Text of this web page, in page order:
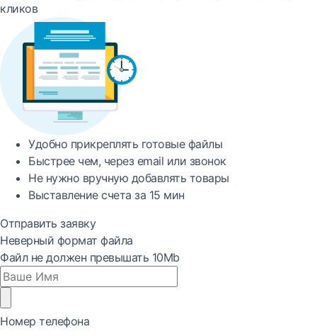
кликов
Удобно прикреплять готовые файлы
Быстреечем, через email или звонок
Не нужно вручную добавлять товары
Выставление счета за 15 мин
Отправить заявку
Неверный формат файла
Файл не должен превышать 10Mb
Номер телефона